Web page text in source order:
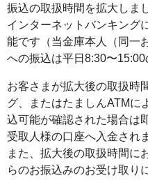
ニ
ュ
ー
へ
ジ
本
文
へ
振込の取扱時間を拡大しま
インターネットバンキング
能です（当金庫本人（同一
への振込は平日8:30〜15:00
お客さまが拡大後の取扱時
グ、またはたましんATMに
込可能が確認された場合は
受取人様の口座へ入金され
また、拡大後の取扱時間に
らのお振込みのお受け取り